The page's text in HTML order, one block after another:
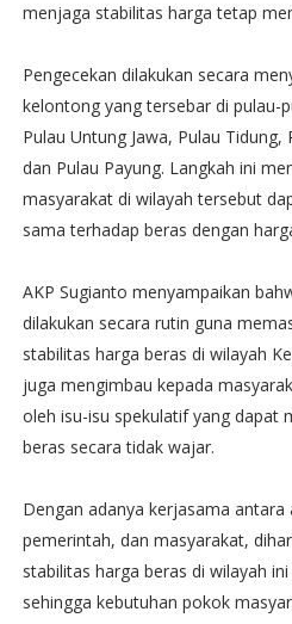
menjaga stabilitas harga tetap
Pengecekan dilakukan secara
kelontong yang tersebar di pulau-
Pulau Untung Jawa, Pulau Tidung,
dan Pulau Payung. Langkah ini
masyarakat di wilayah tersebut
sama terhadap beras dengan
AKP Sugianto menyampaikan
dilakukan secara rutin guna
stabilitas harga beras di wilayah
juga mengimbau kepada
oleh isu-isu spekulatif yang dapat
beras secara tidak wajar.
Dengan adanya kerjasama antara
pemerintah, dan masyarakat,
stabilitas harga beras di wilayah
sehingga kebutuhan pokok